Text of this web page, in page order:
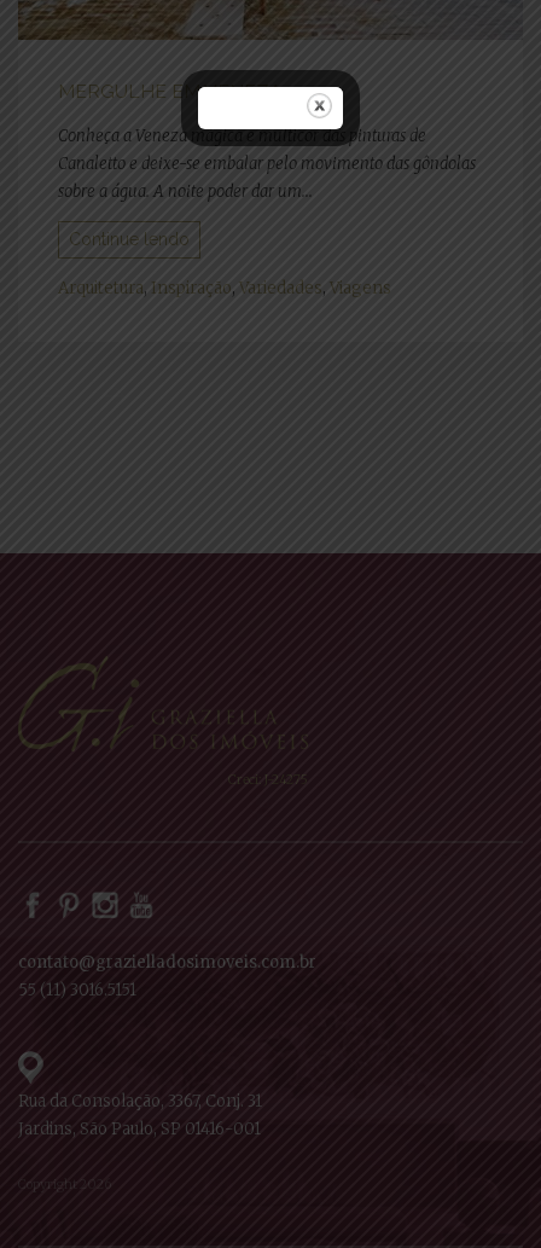
MERGULHE EM VENEZA
Conheça a Veneza mágica e multicor das pinturas de
Canaletto e deixe-se embalar pelo movimento das gôndolas
sobre a água. A noite poder dar um...
Continue lendo
Arquitetura, Inspiração, Variedades, Viagens
Creci: J-24275
contato@grazielladosimoveis.com.br
55 (11) 3016.5151
Rua da Consolação, 3367, Conj. 31
Jardins, São Paulo, SP 01416-001
Copyright 2026